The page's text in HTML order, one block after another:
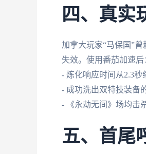
四、真实
加拿大玩家“马保国”
失效。使用番茄加速后
- 炼化响应时间从2.3秒
- 成功洗出双特技装备
- 《永劫无间》场均击
五、首尾